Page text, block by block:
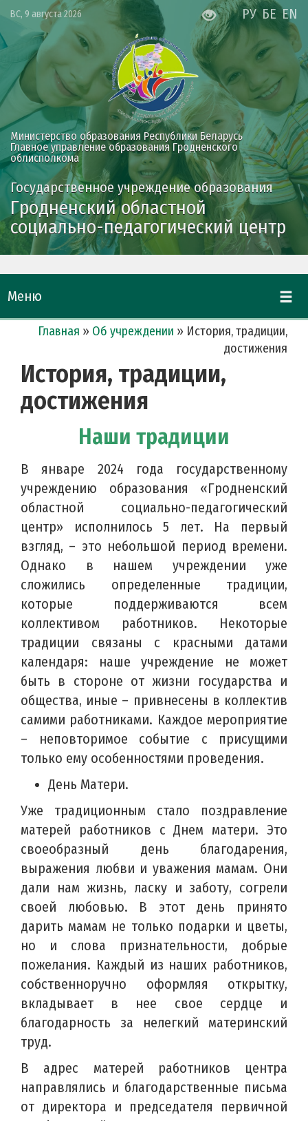
ВС, 9 августа 2026 РУ БЕ EN
Министерство образования Республики Беларусь
Главное управление образования Гродненского
облисполкома
Государственное учреждение образования
Гродненский областной
социально-педагогический центр
Меню
Главная » Об учреждении » История, традиции,
достижения
История, традиции,
достижения
Наши традиции
В январе 2024 года государственному
учреждению образования «Гродненский
областной социально-педагогический
центр» исполнилось 5 лет. На первый
взгляд, – это небольшой период времени.
Однако в нашем учреждении уже
сложились определенные традиции,
которые поддерживаются всем
коллективом работников. Некоторые
традиции связаны с красными датами
календаря: наше учреждение не может
быть в стороне от жизни государства и
общества, иные – привнесены в коллектив
самими работниками. Каждое мероприятие
– неповторимое событие с присущими
только ему особенностями проведения.
День Матери.
Уже традиционным стало поздравление
матерей работников с Днем матери. Это
своеобразный день благодарения,
выражения любви и уважения мамам. Они
дали нам жизнь, ласку и заботу, согрели
своей любовью. В этот день принято
дарить мамам не только подарки и цветы,
но и слова признательности, добрые
пожелания. Каждый из наших работников,
собственноручно оформляя открытку,
вкладывает в нее свое сердце и
благодарность за нелегкий материнский
труд.
В адрес матерей работников центра
направлялись и благодарственные письма
от директора и председателя первичной